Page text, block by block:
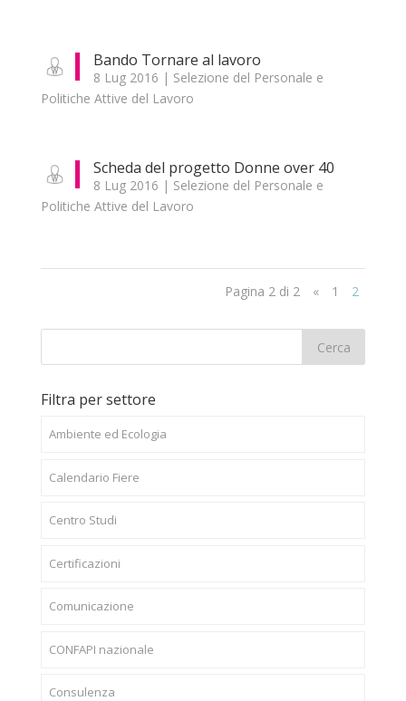
Bando Tornare al lavoro
8 Lug 2016 | Selezione del Personale e
Politiche Attive del Lavoro
Scheda del progetto Donne over 40
8 Lug 2016 | Selezione del Personale e
Politiche Attive del Lavoro
Pagina 2 di 2 « 1 2
Filtra per settore
Ambiente ed Ecologia
Calendario Fiere
Centro Studi
Certificazioni
Comunicazione
CONFAPI nazionale
Consulenza